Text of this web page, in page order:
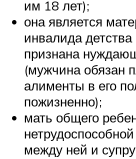
им 18 лет);
она является
инвалида
признана
(мужчина обязан
алименты в его
пожизненно);
мать общего
нетрудоспособной
между ней и